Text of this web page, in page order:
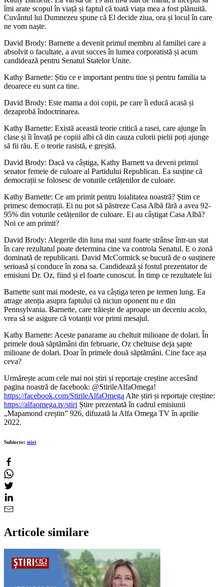
îmi arate scopul în viață și faptul că toată viața mea a fost plănuită.
Cuvântul lui Dumnezeu spune că El decide ziua, ora și locul în care
ne vom naște.
David Brody: Barnette a devenit primul membru al familiei care a
absolvit o facultate, a avut succes în lumea corporatistă și acum
candidează pentru Senatul Statelor Unite.
Kathy Barnette: Știu ce e important pentru tine și pentru familia ta
deoarece eu sunt ca tine.
David Brody: Este mama a doi copii, pe care îi educă acasă și
dezaprobă îndoctrinarea.
Kathy Barnette: Există această teorie critică a rasei, care ajunge în
clase și îi învață pe copiii albi că din cauza culorii pielii poți ajunge
să fii rău. E o teorie rasistă, e greșită.
David Brody: Dacă va câștiga, Kathy Barnett va deveni primul
senator femeie de culoare al Partidului Republican. Ea susține că
democrații se folosesc de voturile cetățenilor de culoare.
Kathy Barnette: Ce am primit pentru loialitatea noastră? Știm ce
primesc democrații. Ei nu pot să păstreze Casa Albă fără a avea 92-
95% din voturile cetățenilor de culoare. Ei au câștigat Casa Albă?
Noi ce am primit?
David Brody: Alegerile din luna mai sunt foarte strânse într-un stat
în care rezultatul poate determina cine va controla Senatul. E o zonă
dominată de republicani. David McCormick se bucură de o susținere
serioasă și conduce în zona sa. Candidează și fostul prezentator de
emisiuni Dr. Oz, fiind și el foarte cunoscut. În timp ce rezultatele lui
Barnette sunt mai modeste, ea va câștiga teren pe termen lung. Ea
atrage atenția asupra faptului că niciun oponent nu e din
Pennsylvania. Barnette, care trăiește de aproape un deceniu acolo,
vrea să se asigure că votanții vor primi mesajul.
Kathy Barnette: Aceste panarame au cheltuit milioane de dolari. În
primele două săptămâni din februarie, Oz cheltuise deja șapte
milioane de dolari. Doar în primele două săptămâni. Cine face așa
ceva?
Urmărește acum cele mai noi știri și reportaje creștine accesând
pagina noastră de facebook: @StirileAlfaOmega!
https://facebook.com/StirileAlfaOmega Alte știri și reportaje creștine:
https://alfaomega.tv/stiri Știre prezentată în cadrul emisiunii
„Mapamond creștin” 926, difuzată la Alfa Omega TV în aprilie
2022.
Subiecte: stiri
Articole similare